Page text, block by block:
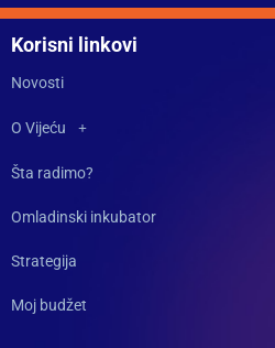
Korisni linkovi
Novosti
O Vijeću
Šta radimo?
Omladinski inkubator
Strategija
Moj budžet